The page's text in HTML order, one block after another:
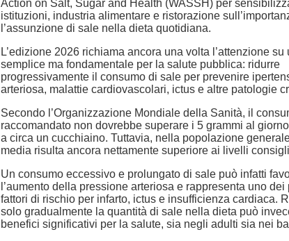
Action on Salt, Sugar and Health (WASSH) per
istituzioni, industria alimentare e ristorazione
l’assunzione di sale nella dieta quotidiana.
L’edizione 2026 richiama ancora una volta l’attenzione su
semplice ma fondamentale per la salute pubblica: ridurre
progressivamente il consumo di sale per prevenire
arteriosa, malattie cardiovascolari, ictus e altre patologie
Secondo l’Organizzazione Mondiale della Sanità, il
raccomandato non dovrebbe superare i 5 grammi al
a circa un cucchiaino. Tuttavia, nella popolazione
media risulta ancora nettamente superiore ai livelli
Un consumo eccessivo e prolungato di sale può infatti
l’aumento della pressione arteriosa e rappresenta uno dei
fattori di rischio per infarto, ictus e insufficienza cardiaca.
solo gradualmente la quantità di sale nella dieta può
benefici significativi per la salute, sia negli adulti sia nei